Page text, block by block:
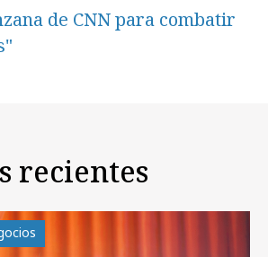
de CNN para combatir
recientes